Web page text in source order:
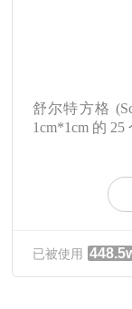
舒尔特方格
1cm*1cm 的
已被使用